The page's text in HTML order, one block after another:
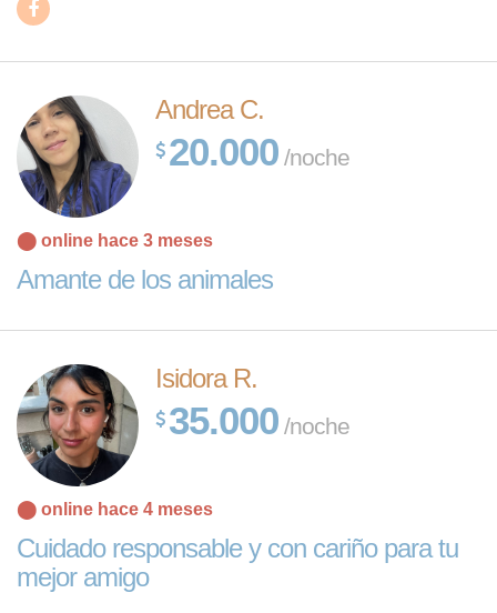
Andrea C.
20.000 /noche
⬤ online hace 3 meses
Amante de los animales
Isidora R.
35.000 /noche
⬤ online hace 4 meses
Cuidado responsable y con cariño para tu
mejor amigo